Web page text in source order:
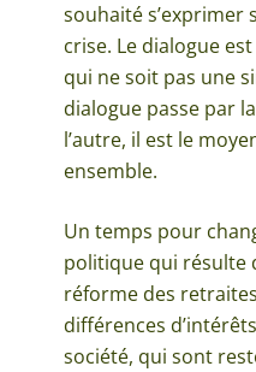
souhaité s’exprimer
crise. Le dialogue
qui ne soit pas une
dialogue passe par
l’autre, il est le
ensemble.
Un temps pour
politique qui résulte
réforme des
différences
société, qui sont